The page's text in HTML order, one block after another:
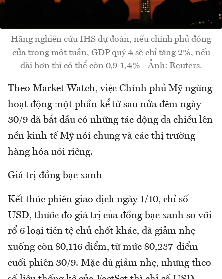
Hãng nghiên cứu IHS dự đoán, nếu chính phủ đóng
cửa trong một tuần, GDP quý 4 sẽ chỉ tăng 2%, nếu
dài hơn thì có thể còn 0,9-1,4% - Ảnh: Reuters.
Theo Market Watch, việc Chính phủ Mỹ ngừng
hoạt động một phần kể từ sau nửa đêm ngày
30/9 đã bắt đầu có những tác động đa chiều lên
nền kinh tế Mỹ nói chung và các thị trường
hàng hóa nói riêng.
Giá trị đồng bạc xanh
Kết thúc phiên giao dịch ngày 1/10, chỉ số
USD, thước đo giá trị của đồng bạc xanh so với
rổ 6 loại tiền tệ chủ chốt khác, đã giảm nhẹ
xuống còn 80,116 điểm, từ mức 80,237 điểm
cuối phiên 30/9. Mặc dù giảm nhẹ, nhưng theo